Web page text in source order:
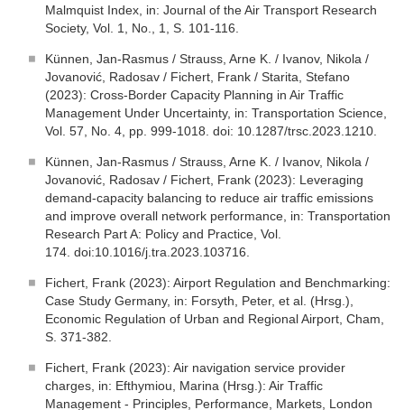
Malmquist Index, in: Journal of the Air Transport Research
Society, Vol. 1, No., 1, S. 101-116.
Künnen, Jan-Rasmus / Strauss, Arne K. / Ivanov, Nikola /
Jovanović, Radosav / Fichert, Frank / Starita, Stefano
(2023): Cross-Border Capacity Planning in Air Traffic
Management Under Uncertainty, in: Transportation Science,
Vol. 57, No. 4, pp. 999-1018. doi: 10.1287/trsc.2023.1210.
Künnen, Jan-Rasmus / Strauss, Arne K. / Ivanov, Nikola /
Jovanović, Radosav / Fichert, Frank (2023): Leveraging
demand-capacity balancing to reduce air traffic emissions
and improve overall network performance, in: Transportation
Research Part A: Policy and Practice, Vol.
174. doi:10.1016/j.tra.2023.103716.
Fichert, Frank (2023): Airport Regulation and Benchmarking:
Case Study Germany, in: Forsyth, Peter, et al. (Hrsg.),
Economic Regulation of Urban and Regional Airport, Cham,
S. 371-382.
Fichert, Frank (2023): Air navigation service provider
charges, in: Efthymiou, Marina (Hrsg.): Air Traffic
Management - Principles, Performance, Markets, London